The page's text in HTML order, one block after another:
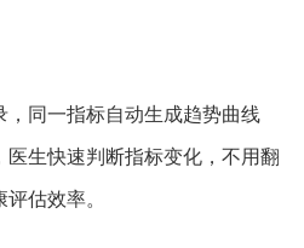
，同一指标自动生成趋势曲线
医生快速判断指标变化，不用翻
估效率。